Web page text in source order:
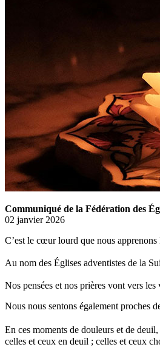
Communiqué de la Fédération des
02 janvier 2026
C’est le cœur lourd que nous
Au nom des Églises adventistes de la
Nos pensées et nos prières vont vers
Nous nous sentons également proches
En ces moments de douleurs et de
celles et ceux en deuil ; celles et ceux